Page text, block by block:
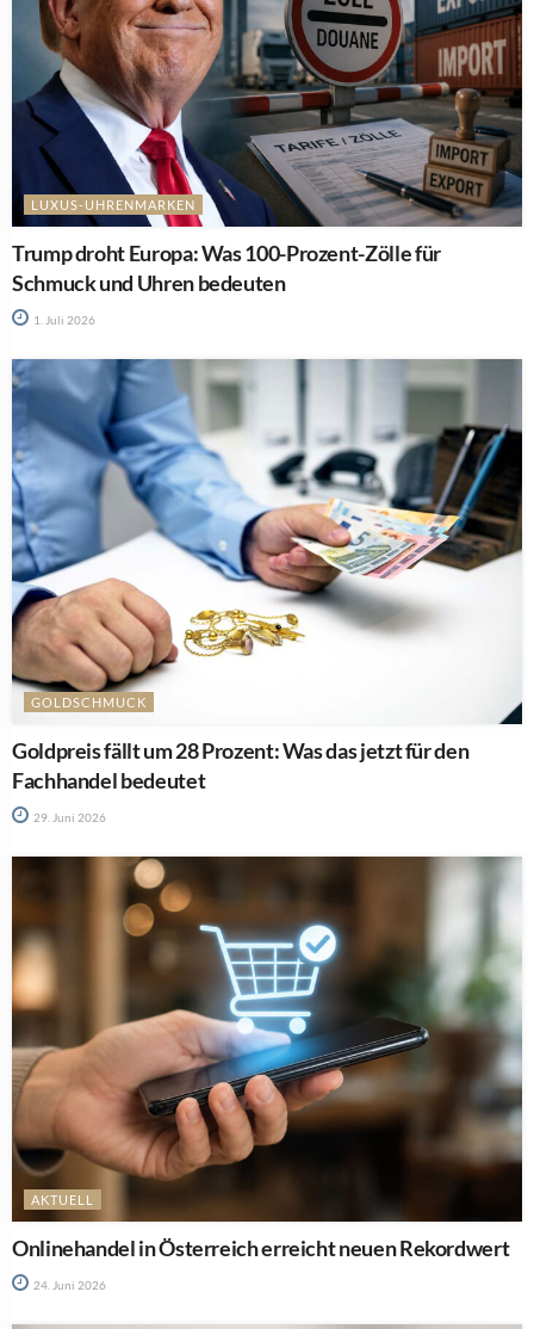
LUXUS-UHRENMARKEN
Trump droht Europa: Was 100-Prozent-Zölle für
Schmuck und Uhren bedeuten
1. Juli 2026
GOLDSCHMUCK
Goldpreis fällt um 28 Prozent: Was das jetzt für den
Fachhandel bedeutet
29. Juni 2026
AKTUELL
Onlinehandel in Österreich erreicht neuen Rekordwert
24. Juni 2026